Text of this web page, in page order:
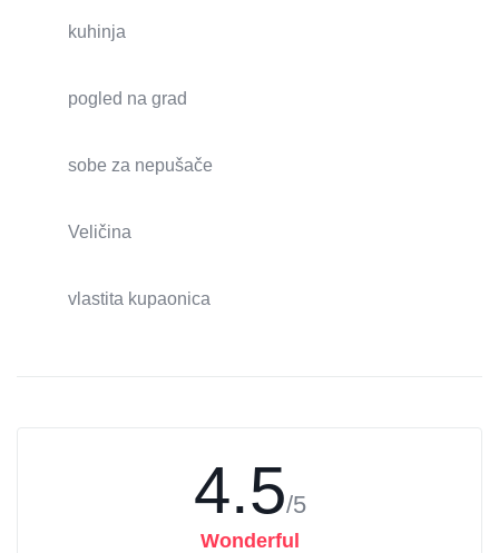
kuhinja
pogled na grad
sobe za nepušače
Veličina
vlastita kupaonica
4.5/5
Wonderful